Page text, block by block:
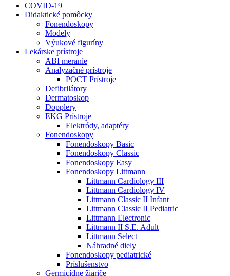
COVID-19
Didaktické pomôcky
Fonendoskopy
Modely
Výukové figuríny
Lekárske prístroje
ABI meranie
Analyzačné prístroje
POCT Prístroje
Defibrilátory
Dermatoskop
Dopplery
EKG Prístroje
Elektródy, adaptéry
Fonendoskopy
Fonendoskopy Basic
Fonendoskopy Classic
Fonendoskopy Easy
Fonendoskopy Littmann
Littmann Cardiology III
Littmann Cardiology IV
Littmann Classic II Infant
Littmann Classic II Pediatric
Littmann Electronic
Littmann II S.E. Adult
Littmann Select
Náhradné diely
Fonendoskopy pediatrické
Príslušenstvo
Germicídne žiariče